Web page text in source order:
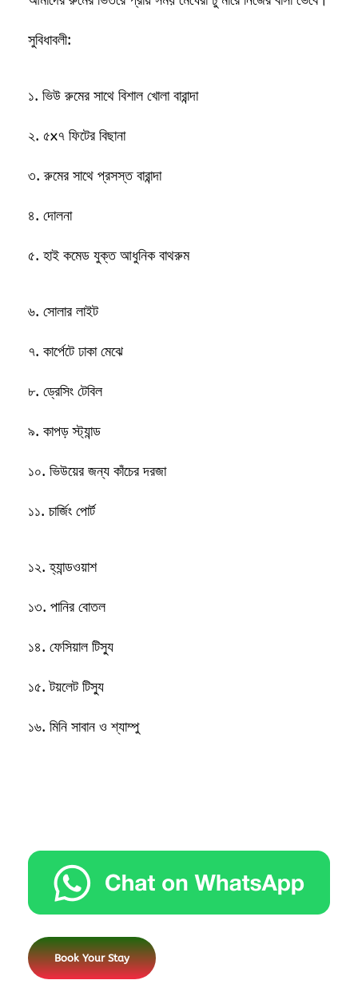
সুবিধাবলী:
১. ভিউ রুমের সাথে বিশাল খোলা বারান্দা
২. ৫x৭ ফিটের বিছানা
৩. রুমের সাথে প্রসস্ত বারান্দা
৪. দোলনা
৫. হাই কমেড যুক্ত আধুনিক বাথরুম
৬. সোলার লাইট
৭. কার্পেটে ঢাকা মেঝে
৮. ড্রেসিং টেবিল
৯. কাপড় স্ট্যান্ড
১০. ভিউয়ের জন্য কাঁচের দরজা
১১. চার্জিং পোর্ট
১২. হ্যান্ডওয়াশ
১৩. পানির বোতল
১৪. ফেসিয়াল টিস্যু
১৫. টয়লেট টিস্যু
১৬. মিনি সাবান ও শ্যাম্পু
Book Your Stay